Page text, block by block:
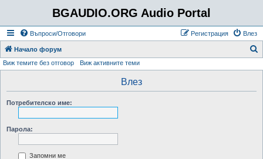
BGAUDIO.ORG Audio Portal
Въпроси/Отговори Влез
Регистрация
Начало форум
Виж темите без отговор Виж активните теми
Влез
Потребителско име:
Парола:
Запомни ме